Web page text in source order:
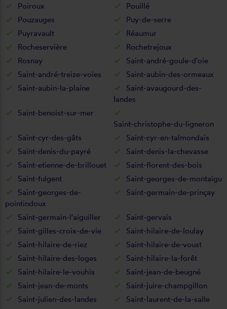
Poiroux
Pouillé
Pouzauges
Puy-de-serre
Puyravault
Réaumur
Rocheservière
Rochetrejoux
Rosnay
Saint-andré-goule-d'oie
Saint-andré-treize-voies
Saint-aubin-des-ormeaux
Saint-aubin-la-plaine
Saint-avaugourd-des-
landes
Saint-benoist-sur-mer
Saint-christophe-du-ligneron
Saint-cyr-des-gâts
Saint-cyr-en-talmondais
Saint-denis-du-payré
Saint-denis-la-chevasse
Saint-etienne-de-brillouet
Saint-florent-des-bois
Saint-fulgent
Saint-georges-de-montaigu
Saint-georges-de-
pointindoux
Saint-germain-de-prinçay
Saint-germain-l'aiguiller
Saint-gervais
Saint-gilles-croix-de-vie
Saint-hilaire-de-loulay
Saint-hilaire-de-riez
Saint-hilaire-de-voust
Saint-hilaire-des-loges
Saint-hilaire-la-forêt
Saint-hilaire-le-vouhis
Saint-jean-de-beugné
Saint-jean-de-monts
Saint-juire-champgillon
Saint-julien-des-landes
Saint-laurent-de-la-salle